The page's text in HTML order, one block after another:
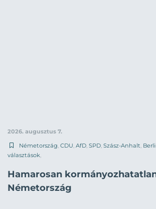
2026. augusztus 7.
Németország CDU AfD SPD Szász-Anhalt
választások
Hamarosan
Németország